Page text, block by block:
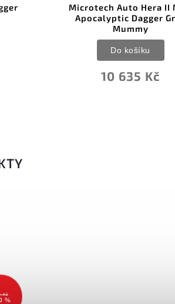
Microtech Auto Hera II
Apocalyptic Dagger
Mummy
10 635 Kč
Do košíku
Kč
%